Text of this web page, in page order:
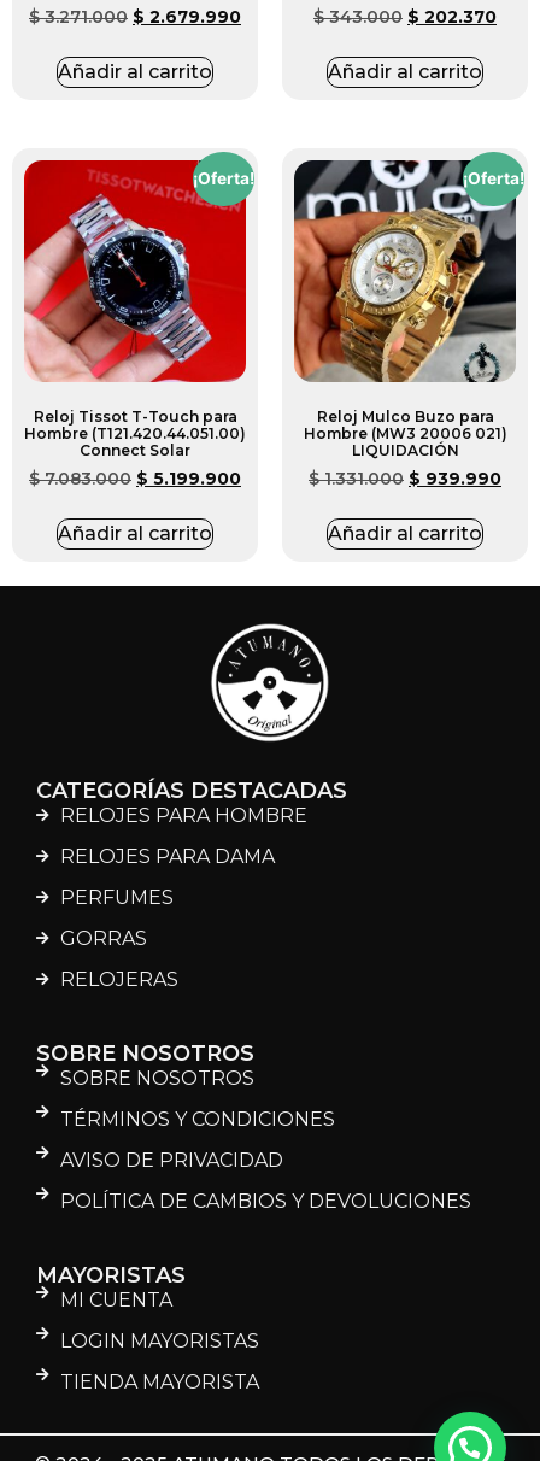
$3.271.000 $ 2.679.990
Añadir al carrito
$343.000 $ 202.370
Añadir al carrito
¡Oferta!
Reloj Tissot T-Touch para
Hombre (T121.420.44.051.00)
Connect Solar
$7.083.000 $ 5.199.900
Añadir al carrito
¡Oferta!
Reloj Mulco Buzo para
Hombre (MW3 20006 021)
LIQUIDACIÓN
$1.331.000 $ 939.990
Añadir al carrito
CATEGORÍAS DESTACADAS
RELOJES PARA HOMBRE
RELOJES PARA DAMA
PERFUMES
GORRAS
RELOJERAS
SOBRE NOSOTROS
SOBRE NOSOTROS
TÉRMINOS Y CONDICIONES
AVISO DE PRIVACIDAD
POLÍTICA DE CAMBIOS Y DEVOLUCIONES
MAYORISTAS
MI CUENTA
LOGIN MAYORISTAS
TIENDA MAYORISTA